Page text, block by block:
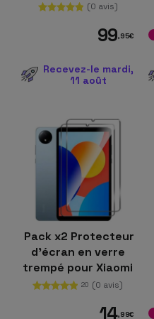
(0 avis)
99,95€
Recevez-le mardi,
11 août
Pack x2 Protecteur
d'écran en verre
trempé pour Xiaomi
Redmi Pad SE 4G
20 (0 avis)
14,99€